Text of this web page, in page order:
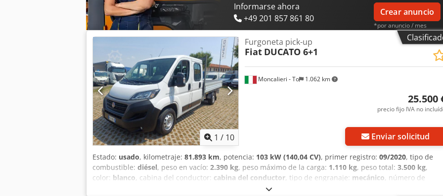
Informarse ahora
+49 201 857 861 80
Crear anuncio
*por anuncio / mes
1 / 10
Moncalieri - To 1.062 km
Furgoneta pick-up
Fiat DUCATO 6+1
25.500
precio fijo IVA no
Enviar solicitud
Estado: usado, kilometraje: 81.893 km, potencia: 103 kW (140,04 CV), primer registro: 09/2020, tipo de
combustible: diésel, peso en vacío: 2.390 kg, peso máximo de la carga: 1.110 kg, peso total: 3.500 kg,
color: blanco, cabina del conductor: cabina del conductor, tipo de engranaje: mecánico, número de
, longitud del espacio de carga: